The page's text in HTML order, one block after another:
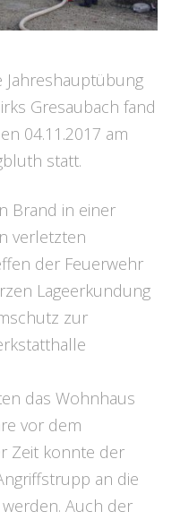
Jahreshauptübung
Gresaubach fand
04.11.2017 am
statt.
Brand in einer
verletzten
der Feuerwehr
Lageerkundung
zur
das Wohnhaus
vor dem
Zeit konnte der
an die
Auch der